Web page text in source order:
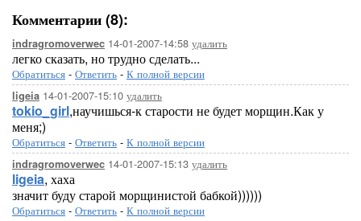
Комментарии (8):
indragromoverwec 14-01-2007-14:58 удалить
легко сказать, но трудно сделать...
Обратиться - Ответить - К полной версии
ligeia 14-01-2007-15:10 удалить
tokio_girl,научишься-к старости не будет морщин.Как у
меня;)
Обратиться - Ответить - К полной версии
indragromoverwec 14-01-2007-15:13 удалить
ligeia, хаха
значит буду старой морщинистой бабкой))))))
Обратиться - Ответить - К полной версии